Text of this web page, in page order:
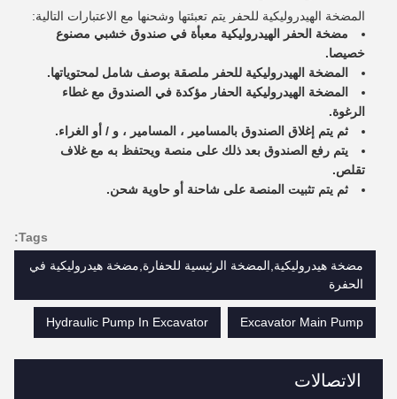
الاتصالات
المضخة الهيدروليكية للحفر يتم تعبئتها وشحنها مع الاعتبارات التالية:
مضخة الحفر الهيدروليكية معبأة في صندوق خشبي مصنوع
خصيصا.
المضخة الهيدروليكية للحفر ملصقة بوصف شامل لمحتوياتها.
المضخة الهيدروليكية الحفار مؤكدة في الصندوق مع غطاء
الرغوة.
ثم يتم إغلاق الصندوق بالمسامير ، المسامير ، و / أو الغراء.
يتم رفع الصندوق بعد ذلك على منصة ويحتفظ به مع غلاف
تقلص.
ثم يتم تثبيت المنصة على شاحنة أو حاوية شحن.
Tags:
مضخة هيدروليكية,المضخة الرئيسية للحفارة,مضخة هيدروليكية في
الحفرة
Excavator Main Pump
Hydraulic Pump In Excavator